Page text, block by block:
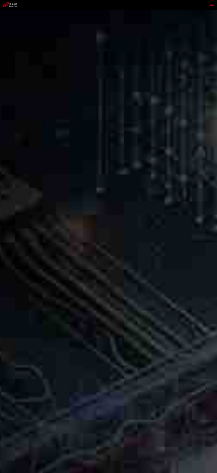
太平洋在线